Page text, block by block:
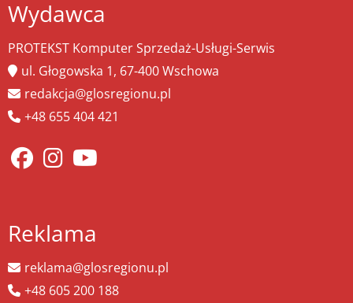
Wydawca
PROTEKST Komputer Sprzedaż-Usługi-Serwis
ul. Głogowska 1, 67-400 Wschowa
redakcja@glosregionu.pl
+48 655 404 421
Reklama
reklama@glosregionu.pl
+48 605 200 188